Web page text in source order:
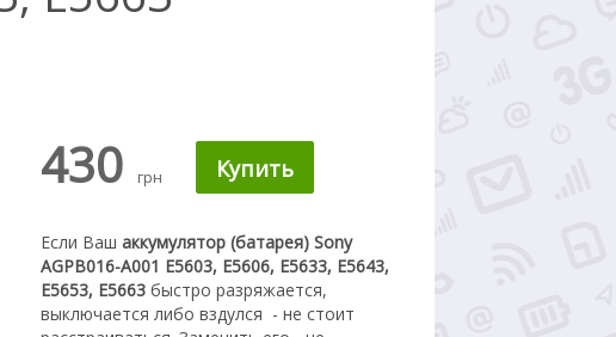
430 грн
Если Ваш аккумулятор (батарея) Sony
AGPB016-A001 E5603, E5606, E5633, E5643,
E5653, E5663 быстро разряжается,
выключается либо вздулся - не стоит